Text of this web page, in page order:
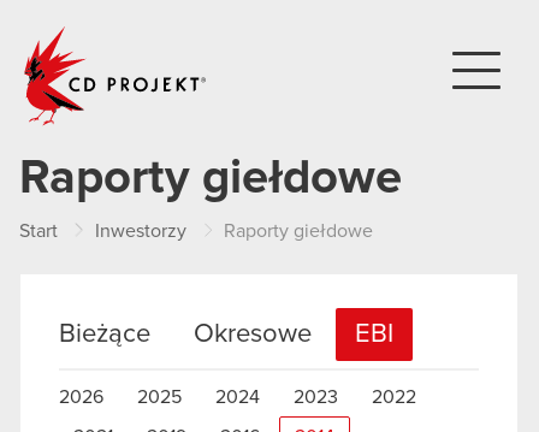
Raporty giełdowe
Start Inwestorzy Raporty giełdowe
Bieżące Okresowe EBI
2026 2025 2024 2023 2022